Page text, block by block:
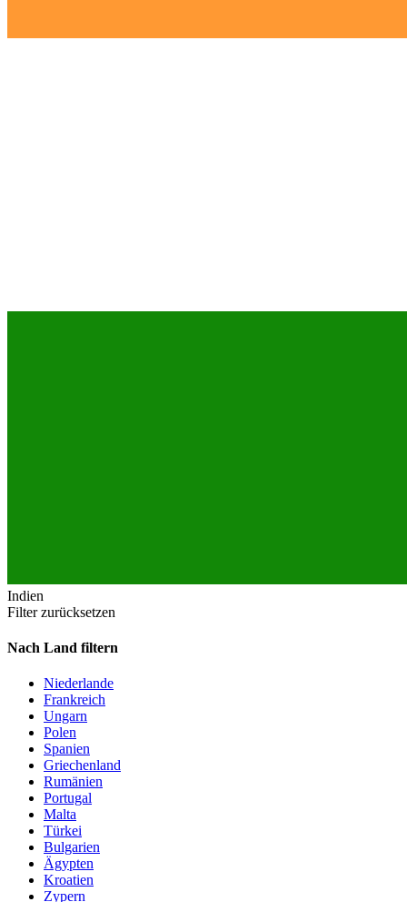
Indien
Filter zurücksetzen
Nach Land filtern
Niederlande
Frankreich
Ungarn
Polen
Spanien
Griechenland
Rumänien
Portugal
Malta
Türkei
Bulgarien
Ägypten
Kroatien
Zypern